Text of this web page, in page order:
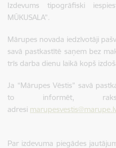
Izdevums tipogrāfiski
MŪKUSALA”.
Mārupes novada iedzīvotāji
savā pastkastītē saņem bez
trīs darba dienu laikā kopš
Ja “Mārupes Vēstis” savā
to informēt,
adresi
Par izdevuma piegādes